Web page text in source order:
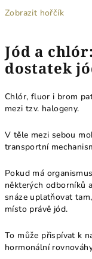
Zobrazit hořčík
Jód a
dostatek
Chlór, fluor i brom
mezi tzv. halogeny.
V těle mezi sebou
transportní
Pokud má
některých odborníků
snáze uplatňovat
místo právě jód.
To může přispívat k
hormonální